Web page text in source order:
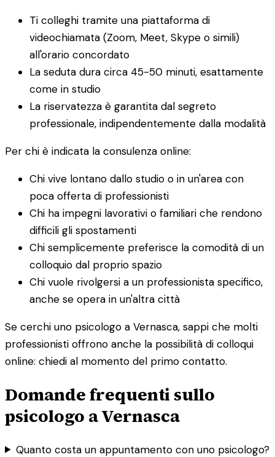
Ti colleghi tramite una piattaforma di
videochiamata (Zoom, Meet, Skype o simili)
all'orario concordato
La seduta dura circa 45-50 minuti, esattamente
come in studio
La riservatezza è garantita dal segreto
professionale, indipendentemente dalla modalità
Per chi è indicata la consulenza online:
Chi vive lontano dallo studio o in un'area con
poca offerta di professionisti
Chi ha impegni lavorativi o familiari che rendono
difficili gli spostamenti
Chi semplicemente preferisce la comodità di un
colloquio dal proprio spazio
Chi vuole rivolgersi a un professionista specifico,
anche se opera in un'altra città
Se cerchi uno psicologo a Vernasca, sappi che molti
professionisti offrono anche la possibilità di colloqui
online: chiedi al momento del primo contatto.
Domande frequenti sullo
psicologo a Vernasca
Quanto costa un appuntamento con uno psicologo?